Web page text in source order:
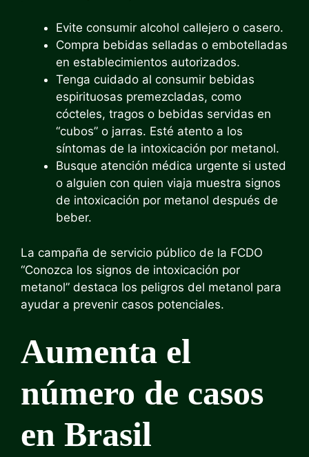
Evite consumir alcohol callejero o casero.
Compra bebidas selladas o embotelladas
en establecimientos autorizados.
Tenga cuidado al consumir bebidas
espirituosas premezcladas, como
cócteles, tragos o bebidas servidas en
“cubos” o jarras. Esté atento a los
síntomas de la intoxicación por metanol.
Busque atención médica urgente si usted
o alguien con quien viaja muestra signos
de intoxicación por metanol después de
beber.
La campaña de servicio público de la FCDO
“Conozca los signos de intoxicación por
metanol” destaca los peligros del metanol para
ayudar a prevenir casos potenciales.
Aumenta el
número de casos
en Brasil